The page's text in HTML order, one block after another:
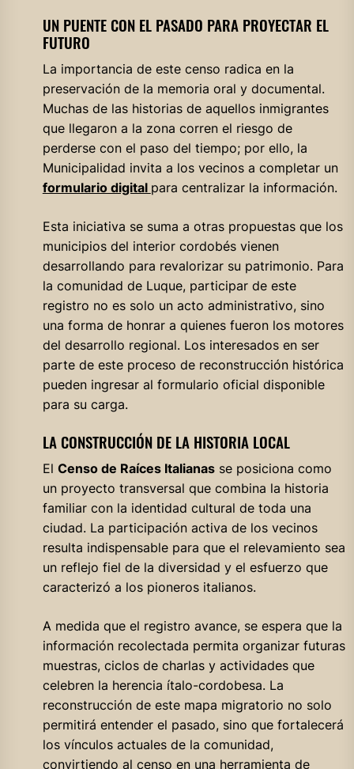
UN PUENTE CON EL PASADO PARA PROYECTAR EL
FUTURO
La importancia de este censo radica en la
preservación de la memoria oral y documental.
Muchas de las historias de aquellos inmigrantes
que llegaron a la zona corren el riesgo de
perderse con el paso del tiempo; por ello, la
Municipalidad invita a los vecinos a completar un
formulario digital para centralizar la información.
Esta iniciativa se suma a otras propuestas que los
municipios del interior cordobés vienen
desarrollando para revalorizar su patrimonio. Para
la comunidad de Luque, participar de este
registro no es solo un acto administrativo, sino
una forma de honrar a quienes fueron los motores
del desarrollo regional. Los interesados en ser
parte de este proceso de reconstrucción histórica
pueden ingresar al formulario oficial disponible
para su carga.
LA CONSTRUCCIÓN DE LA HISTORIA LOCAL
El Censo de Raíces Italianasse posiciona como
un proyecto transversal que combina la historia
familiar con la identidad cultural de toda una
ciudad. La participación activa de los vecinos
resulta indispensable para que el relevamiento sea
un reflejo fiel de la diversidad y el esfuerzo que
caracterizó a los pioneros italianos.
A medida que el registro avance, se espera que la
información recolectada permita organizar futuras
muestras, ciclos de charlas y actividades que
celebren la herencia ítalo-cordobesa. La
reconstrucción de este mapa migratorio no solo
permitirá entender el pasado, sino que fortalecerá
los vínculos actuales de la comunidad,
convirtiendo al censo en una herramienta de